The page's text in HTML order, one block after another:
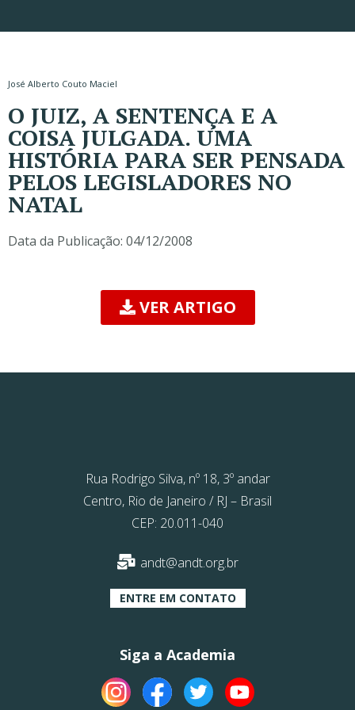
José Alberto Couto Maciel
O JUIZ, A SENTENÇA E A
COISA JULGADA. UMA
HISTÓRIA PARA SER PENSADA
PELOS LEGISLADORES NO
NATAL
Data da Publicação: 04/12/2008
VER ARTIGO
Rua Rodrigo Silva, nº 18, 3º andar
Centro, Rio de Janeiro / RJ – Brasil
CEP: 20.011-040
andt@andt.org.br
ENTRE EM CONTATO
Siga a Academia